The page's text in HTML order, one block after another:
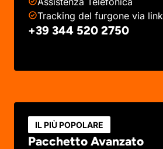
Tracking del furgone via link
+39 344 520 2750
IL PIÙ POPOLARE
Pacchetto Avanzato